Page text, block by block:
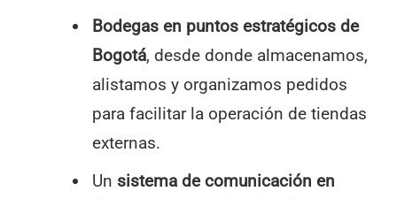
Bodegas en puntos estratégicos de
Bogotá, desde donde almacenamos,
alistamos y organizamos pedidos
para facilitar la operación de tiendas
externas.
Un sistema de comunicación en